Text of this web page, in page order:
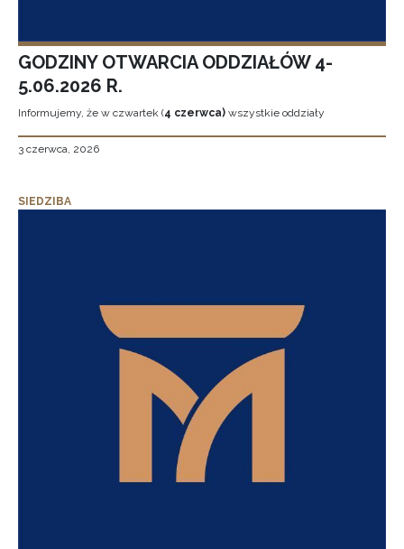
GODZINY OTWARCIA ODDZIAŁÓW 4-
5.06.2026 R.
Informujemy, że w czwartek (4 czerwca) wszystkie oddziały
3 czerwca, 2026
SIEDZIBA